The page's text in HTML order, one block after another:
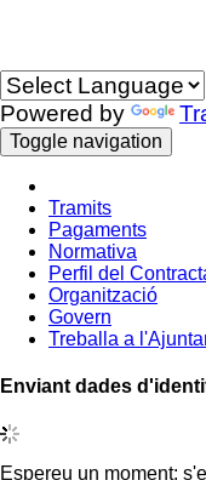
Powered by
Toggle navigation
Tramits
Pagaments
Normativa
Perfil del
Organització
Govern
Treballa a
Enviant dades
Espereu un moment: